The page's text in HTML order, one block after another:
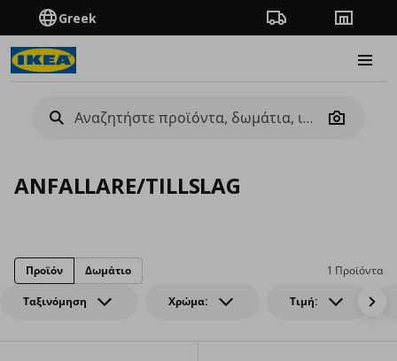
Greek Πορεία παραγγελίας
Camera
ANFALLARE/TILLSLAG
Ταξινόμηση Χρώμα: Τιμή:
1 Προϊόντα
Προϊόν Δωμάτιο